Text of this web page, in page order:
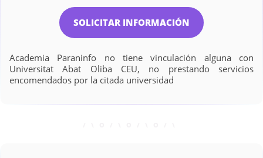
SOLICITAR INFORMACIÓN
Academia Paraninfo no tiene vinculación alguna con
Universitat Abat Oliba CEU, no prestando servicios
encomendados por la citada universidad